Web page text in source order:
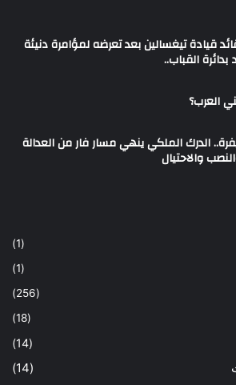
قيادة تيغسالين بعد تعرضه لمؤامرة دنيئة
القباب..
العرب؟
الدرك الملكي ينهي مسار فار من العدالة
والاحتيال
(1)
(1)
(256)
(18)
(14)
(14)